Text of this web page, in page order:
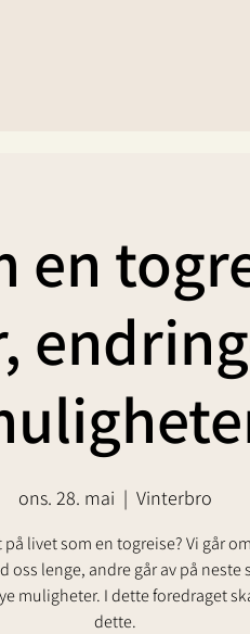
en
ons. 28. mai
  |
Vinterbro
livet som en togreise? Vi går
oss lenge, andre går av på neste
muligheter. I dette foredraget
dette.